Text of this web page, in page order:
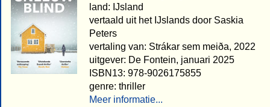
land: IJsland
vertaald uit het IJslands door Saskia
Peters
vertaling van: Strákar sem meiða, 2022
uitgever: De Fontein, januari 2025
ISBN13: 978-9026175855
genre: thriller
Meer informatie...